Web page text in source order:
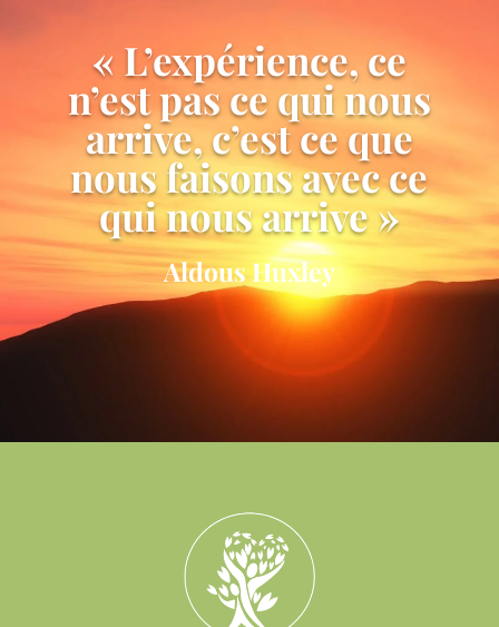
« L’expérience, ce
n’est pas ce qui nous
arrive, c’est ce que
nous faisons avec ce
qui nous arrive »
Aldous Huxley